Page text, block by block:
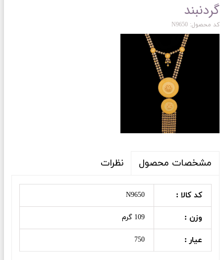
گردنبند
کد محصول: N9650
مشخصات محصول نظرات
کد کالا : N9650
وزن : 109 گرم
عیار : 750